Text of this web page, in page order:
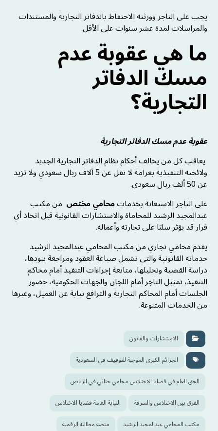
يجب على التاجر وورثته الاحتفاظ بالدفاتر التجارية والمستندات
والمراسلات لمدة عشر سنوات على الأقل.
ما هي عقوبة عدم
مسك الدفاتر
التجارية؟
عقوبة عدم مسك الدفاتر التجارية
يعاقب كل من يخالف أحكام نظام الدفاتر التجارية الجديد
ولائحته التنفيذية بغرامة لا تقل عن 5 آلاف ريال سعودي ولا تزيد
عن 50 ألف ريال سعودي.
على التاجر الاستعانة بخدماتمحامي مختص من مكتب
عبدالمجيد الرشيد للمحاماة والاستشارات القانونية قبل اتخاذ أي
قرار قد يؤثر سلبًا على تجارته وأعماله.
يقدم محامي تجاري من مكتب المحامي عبدالمجيد الرشيد
خدماته القانونية والتي تشمل صياغة العقود ومراجعة بنودها،
دراسة القضية وتحليلها، متابعة إجراءات التنفيذ أمام محاكم
التنفيذ، تمثيل التاجر أمام اللجان والجهات الحكومية، حضور
الجلسات أمام المحاكم التجارية و الترافع نيابة عن العميل، وغيرها
من الخدمات المتنوعة.
الاستشارات والقانون
الجرائم الكبرى الموجبة للتوقيف في السعودية
الحق العام في قضايا الاختلاس محامي جنائي في الرياض
الفرق بين الاختلاس والسرقة
النيابة العامة قضايا الاختلاس
مكتب المحامي عبدالمجيد الرشيد
منصة مطالبة الرقمية